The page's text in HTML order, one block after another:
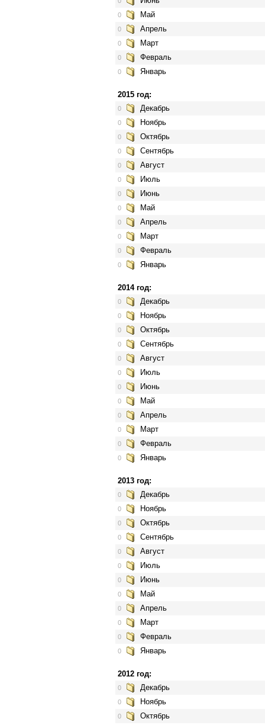
0 Май
0 Апрель
0 Март
0 Февраль
0 Январь
2015 год:
0 Декабрь
0 Ноябрь
0 Октябрь
0 Сентябрь
0 Август
0 Июль
0 Июнь
0 Май
0 Апрель
0 Март
0 Февраль
0 Январь
2014 год:
0 Декабрь
0 Ноябрь
0 Октябрь
0 Сентябрь
0 Август
0 Июль
0 Июнь
0 Май
0 Апрель
0 Март
0 Февраль
0 Январь
2013 год:
0 Декабрь
0 Ноябрь
0 Октябрь
0 Сентябрь
0 Август
0 Июль
0 Июнь
0 Май
0 Апрель
0 Март
0 Февраль
0 Январь
2012 год:
0 Декабрь
0 Ноябрь
0 Октябрь